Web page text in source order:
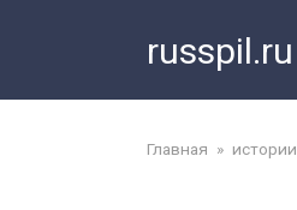
russpil.ru
Главная » истории